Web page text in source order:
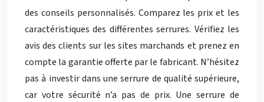
des conseils personnalisés. Comparez les prix et les
caractéristiques des différentes serrures. Vérifiez les
avis des clients sur les sites marchands et prenez en
compte la garantie offerte par le fabricant. N’hésitez
pas à investir dans une serrure de qualité supérieure,
car votre sécurité n’a pas de prix. Une serrure de